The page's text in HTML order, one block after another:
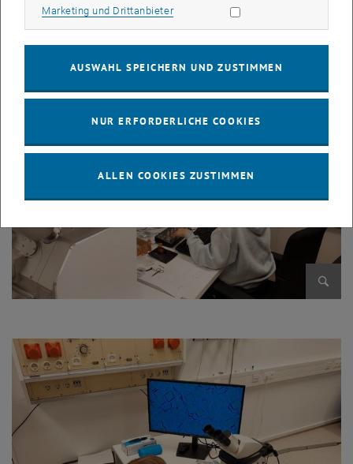
Bild
Marketing und DrittanbieterMarketing Cookies zulassen
AUSWAHL SPEICHERN UND ZUSTIMMEN
NUR ERFORDERLICHE COOKIES
ALLEN COOKIES ZUSTIMMEN